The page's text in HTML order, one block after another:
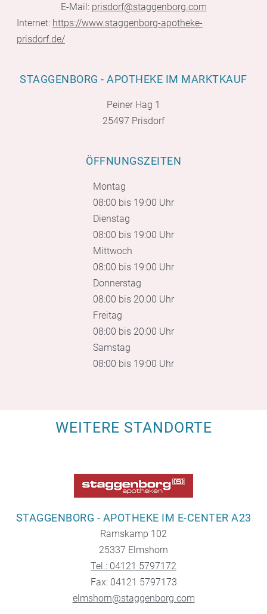
E-Mail: prisdorf@staggenborg.com
Internet: https://www.staggenborg-apotheke-
prisdorf.de/
STAGGENBORG - APOTHEKE IM MARKTKAUF
Peiner Hag 1
25497 Prisdorf
ÖFFNUNGSZEITEN
Montag
08:00 bis 19:00 Uhr
Dienstag
08:00 bis 19:00 Uhr
Mittwoch
08:00 bis 19:00 Uhr
Donnerstag
08:00 bis 20:00 Uhr
Freitag
08:00 bis 20:00 Uhr
Samstag
08:00 bis 19:00 Uhr
WEITERE STANDORTE
STAGGENBORG - APOTHEKE IM E-CENTER A23
Ramskamp 102
25337 Elmshorn
Tel.: 04121 5797172
Fax: 04121 5797173
elmshorn@staggenborg.com